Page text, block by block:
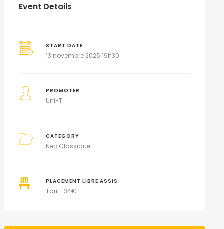
Event Details
START DATE
13 novembre 2025 19h30
PROMOTER
Uni-T
CATEGORY
Néo Classique
PLACEMENT LIBRE ASSIS
Tarif : 34€